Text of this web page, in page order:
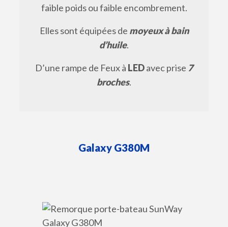
faible poids ou faible encombrement.
Elles sont équipées de moyeux à bain
d’huile.
D’une rampe de Feux à LEDavec prise 7
broches.
Galaxy G380M